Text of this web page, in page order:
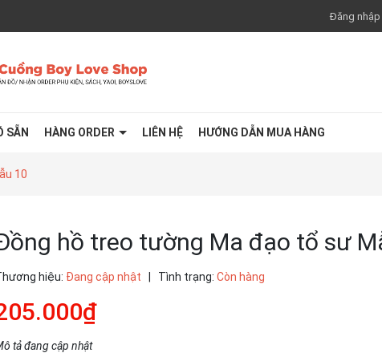
Đăng nhập
SẴN HÀNG ORDER LIÊN HỆ HƯỚNG DẪN MUA HÀNG
10
hồ treo tường Ma đạo tổ sư
hiệu: Đang cập nhật Tình trạng: Còn hàng
tả đang cập nhật